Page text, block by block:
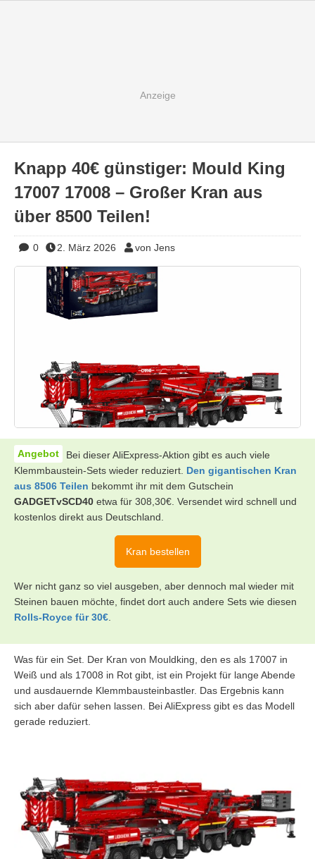
Knapp 40€ günstiger: Mould King
17007 17008 – Großer Kran aus
über 8500 Teilen!
0 2. März 2026 von Jens
Bei dieser AliExpress-Aktion gibt es auch viele
Klemmbaustein-Sets wieder reduziert. Den gigantischen Kran
aus 8506 Teilen bekommt ihr mit dem Gutschein
GADGETvSCD40 etwa für 308,30€. Versendet wird schnell und
kostenlos direkt aus Deutschland.
Kran bestellen
Wer nicht ganz so viel ausgeben, aber dennoch mal wieder mit
Steinen bauen möchte, findet dort auch andere Sets wie diesen
Rolls-Royce für 30€.
Was für ein Set. Der Kran von Mouldking, den es als 17007 in
Weiß und als 17008 in Rot gibt, ist ein Projekt für lange Abende
und ausdauernde Klemmbausteinbastler. Das Ergebnis kann
sich aber dafür sehen lassen. Bei AliExpress gibt es das Modell
gerade reduziert.